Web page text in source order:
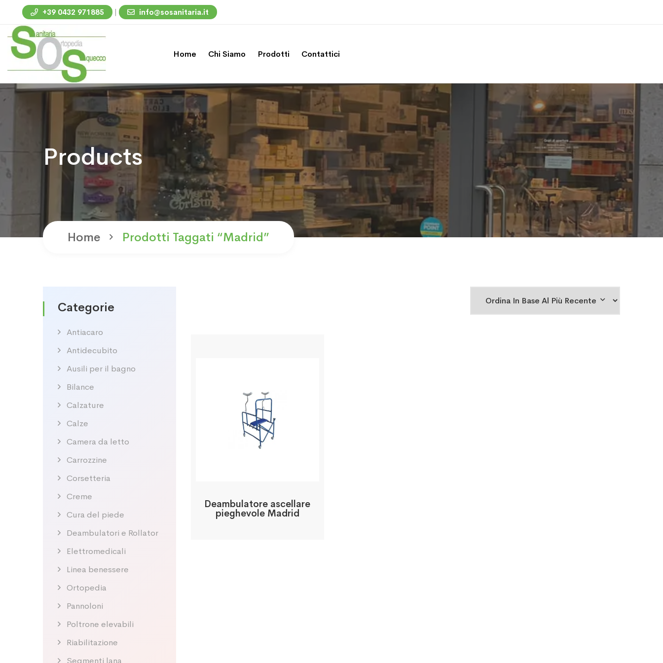
+39 0432 971885 | info@sosanitaria.it
Home Chi Siamo Prodotti Contattici
Products
Home Prodotti Taggati “Madrid”
Categorie
Antiacaro
Antidecubito
Ausili per il bagno
Bilance
Calzature
Calze
Camera da letto
Carrozzine
Corsetteria
Creme
Cura del piede
Deambulatori e Rollator
Elettromedicali
Linea benessere
Ortopedia
Pannoloni
Poltrone elevabili
Riabilitazione
Segmenti lana
Deambulatore ascellare
pieghevole Madrid